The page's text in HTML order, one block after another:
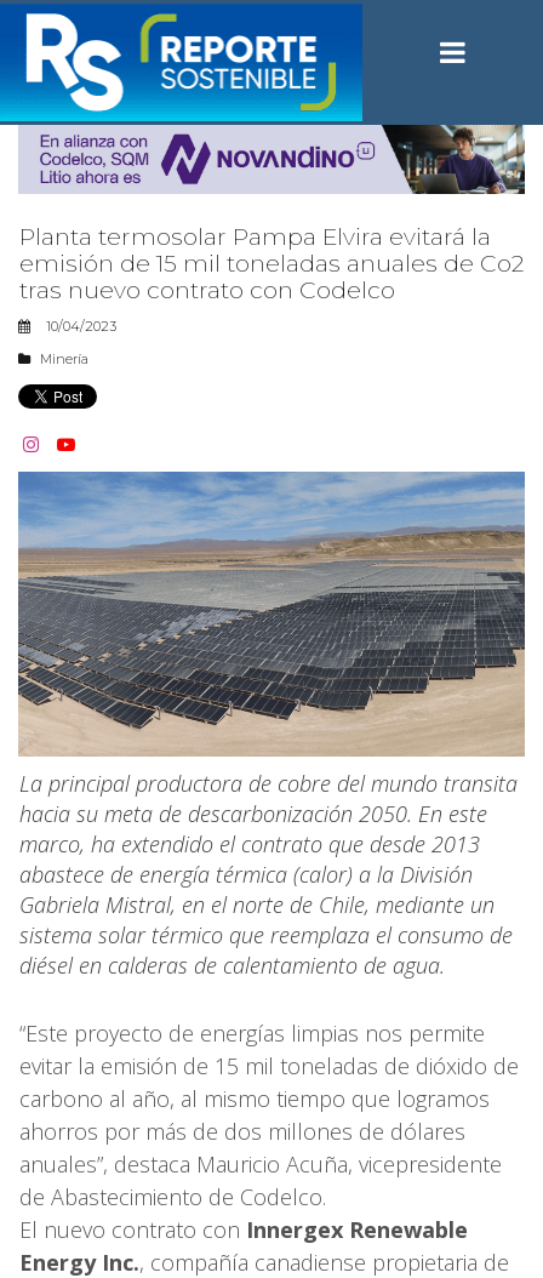
Planta termosolar Pampa Elvira evitará la
emisión de 15 mil toneladas anuales de Co2
tras nuevo contrato con Codelco
10/04/2023
Minería
 
La principal productora de cobre del mundo transita
hacia su meta de descarbonización 2050. En este
marco, ha extendido el contrato que desde 2013
abastece de energía térmica (calor) a la División
Gabriela Mistral, en el norte de Chile, mediante un
sistema solar térmico que reemplaza el consumo de
diésel en calderas de calentamiento de agua.
“Este proyecto de energías limpias nos permite
evitar la emisión de 15 mil toneladas de dióxido de
carbono al año, al mismo tiempo que logramos
ahorros por más de dos millones de dólares
anuales”, destaca Mauricio Acuña, vicepresidente
de Abastecimiento de Codelco.
El nuevo contrato con Innergex Renewable
Energy Inc., compañía canadiense propietaria de